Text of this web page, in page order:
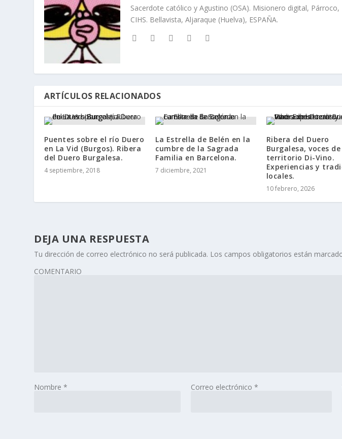
Sacerdote católico y Agustino (OSA). Misionero digital,
CIHS. Bellavista, Aljaraque (Huelva), ESPAÑA.
ARTÍCULOS RELACIONADOS
Puentes sobre el río Duero
en La Vid (Burgos). Ribera
del Duero Burgalesa.
4 septiembre, 2018
La Estrella de Belén en la
cumbre de la Sagrada
Familia en Barcelona.
7 diciembre, 2021
Ribera del Duero
Burgalesa, voces
territorio Di-Vino.
Experiencias y
locales.
10 febrero, 2026
DEJA UNA RESPUESTA
Tu dirección de correo electrónico no será publicada. Los campos obligatorios están
COMENTARIO
Nombre* Correo electrónico *